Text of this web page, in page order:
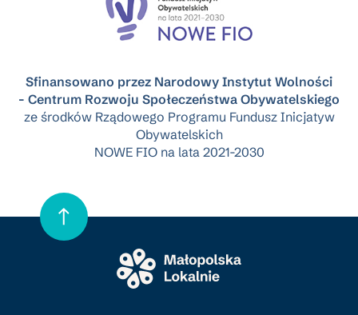
Sfinansowano przez Narodowy Instytut Wolności
- Centrum Rozwoju Społeczeństwa Obywatelskiego
ze środków Rządowego Programu Fundusz Inicjatyw
Obywatelskich
NOWE FIO na lata 2021-2030